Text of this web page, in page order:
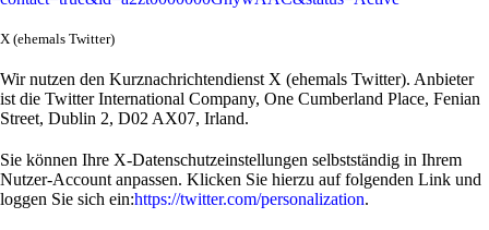
X (ehemals Twitter)
Wir nutzen den Kurznachrichtendienst X (ehemals Twitter). Anbieter
ist die Twitter International Company, One Cumberland Place, Fenian
Street, Dublin 2, D02 AX07, Irland.
Sie können Ihre X-Datenschutzeinstellungen selbstständig in Ihrem
Nutzer-Account anpassen. Klicken Sie hierzu auf folgenden Link und
loggen Sie sich ein:https://twitter.com/personalization.